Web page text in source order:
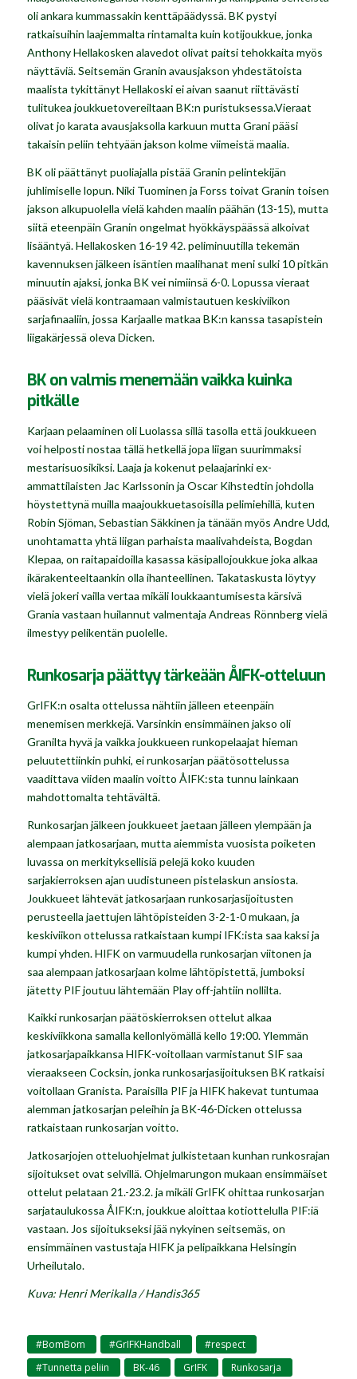
oli ankara kummassakin kenttäpäädyssä. BK pystyi
ratkaisuihin laajemmalta rintamalta kuin kotijoukkue, jonka
Anthony Hellakosken alavedot olivat paitsi tehokkaita myös
näyttäviä. Seitsemän Granin avausjakson yhdestätoista
maalista tykittänyt Hellakoski ei aivan saanut riittävästi
tulitukea joukkuetovereiltaan BK:n puristuksessa.Vieraat
olivat jo karata avausjaksolla karkuun mutta Grani pääsi
takaisin peliin tehtyään jakson kolme viimeistä maalia.
BK oli päättänyt puoliajalla pistää Granin pelintekijän
juhlimiselle lopun. Niki Tuominen ja Forss toivat Granin toisen
jakson alkupuolella vielä kahden maalin päähän (13-15), mutta
siitä eteenpäin Granin ongelmat hyökkäyspäässä alkoivat
lisääntyä. Hellakosken 16-19 42. peliminuutilla tekemän
kavennuksen jälkeen isäntien maalihanat meni sulki 10 pitkän
minuutin ajaksi, jonka BK vei nimiinsä 6-0. Lopussa vieraat
pääsivät vielä kontraamaan valmistautuen keskiviikon
sarjafinaaliin, jossa Karjaalle matkaa BK:n kanssa tasapistein
liigakärjessä oleva Dicken.
BK on valmis menemään vaikka kuinka
pitkälle
Karjaan pelaaminen oli Luolassa sillä tasolla että joukkueen
voi helposti nostaa tällä hetkellä jopa liigan suurimmaksi
mestarisuosikiksi. Laaja ja kokenut pelaajarinki ex-
ammattilaisten Jac Karlssonin ja Oscar Kihstedtin johdolla
höystettynä muilla maajoukkuetasoisilla pelimiehillä, kuten
Robin Sjöman, Sebastian Säkkinen ja tänään myös Andre Udd,
unohtamatta yhtä liigan parhaista maalivahdeista, Bogdan
Klepaa, on raitapaidoilla kasassa käsipallojoukkue joka alkaa
ikärakenteeltaankin olla ihanteellinen. Takataskusta löytyy
vielä jokeri vailla vertaa mikäli loukkaantumisesta kärsivä
Grania vastaan huilannut valmentaja Andreas Rönnberg vielä
ilmestyy pelikentän puolelle.
Runkosarja päättyy tärkeään ÅIFK-otteluun
GrIFK:n osalta ottelussa nähtiin jälleen eteenpäin
menemisen merkkejä. Varsinkin ensimmäinen jakso oli
Granilta hyvä ja vaikka joukkueen runkopelaajat hieman
peluutettiinkin puhki, ei runkosarjan päätösottelussa
vaadittava viiden maalin voitto ÅIFK:sta tunnu lainkaan
mahdottomalta tehtävältä.
Runkosarjan jälkeen joukkueet jaetaan jälleen ylempään ja
alempaan jatkosarjaan, mutta aiemmista vuosista poiketen
luvassa on merkityksellisiä pelejä koko kuuden
sarjakierroksen ajan uudistuneen pistelaskun ansiosta.
Joukkueet lähtevät jatkosarjaan runkosarjasijoitusten
perusteella jaettujen lähtöpisteiden 3-2-1-0 mukaan, ja
keskiviikon ottelussa ratkaistaan kumpi IFK:ista saa kaksi ja
kumpi yhden. HIFK on varmuudella runkosarjan viitonen ja
saa alempaan jatkosarjaan kolme lähtöpistettä, jumboksi
jätetty PIF joutuu lähtemään Play off-jahtiin nollilta.
Kaikki runkosarjan päätöskierroksen ottelut alkaa
keskiviikkona samalla kellonlyömällä kello 19:00. Ylemmän
jatkosarjapaikkansa HIFK-voitollaan varmistanut SIF saa
vieraakseen Cocksin, jonka runkosarjasijoituksen BK ratkaisi
voitollaan Granista. Paraisilla PIF ja HIFK hakevat tuntumaa
alemman jatkosarjan peleihin ja BK-46-Dicken ottelussa
ratkaistaan runkosarjan voitto.
Jatkosarjojen otteluohjelmat julkistetaan kunhan runkosrajan
sijoitukset ovat selvillä. Ohjelmarungon mukaan ensimmäiset
ottelut pelataan 21.-23.2. ja mikäli GrIFK ohittaa runkosarjan
sarjataulukossa ÅIFK:n, joukkue aloittaa kotiottelulla PIF:iä
vastaan. Jos sijoitukseksi jää nykyinen seitsemäs, on
ensimmäinen vastustaja HIFK ja pelipaikkana Helsingin
Urheilutalo.
Kuva: Henri Merikalla / Handis365
#BomBom #GrIFKHandball #respect
#Tunnetta peliin BK-46 GrIFK Runkosarja